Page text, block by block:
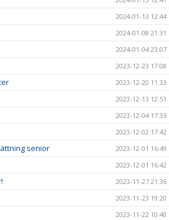
2024-01-13 12:44
2024-01-08 21:31
2024-01-04 23:07
2023-12-23 17:08
2023-12-20 11:33
2023-12-13 12:51
2023-12-04 17:33
2023-12-02 17:42
senior 2023-12-01 16:49
2023-12-01 16:42
2023-11-27 21:36
2023-11-23 19:20
2023-11-22 10:40